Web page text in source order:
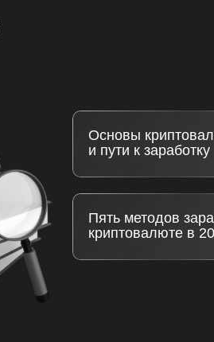
Основы
и пути к заработку
Пять методов
криптовалюте в